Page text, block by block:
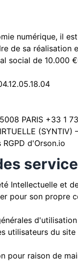
numérique, il
de sa réalisation
social de 10.000
PARIS +33 1
(SYNTIV)
d'Orson.io
Intellectuelle et
pour son propre
utilisateurs du site
pour raison de